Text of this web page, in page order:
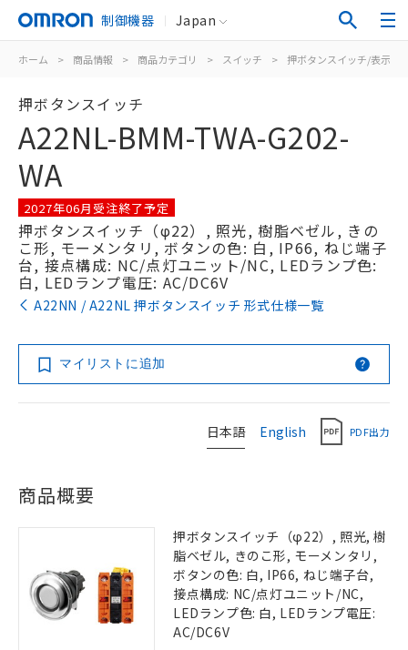
制御機器 Japan
ホーム > 商品情報 > 商品カテゴリ > スイッチ > 押ボタンスイッチ/表示灯
押ボタンスイッチ
A22NL-BMM-TWA-G202-
WA
2027年06月受注終了予定
押ボタンスイッチ（φ22）, 照光, 樹脂ベゼル, きの
こ形, モーメンタリ, ボタンの色: 白, IP66, ねじ端子
台, 接点構成: NC/点灯ユニット/NC, LEDランプ色:
白, LEDランプ電圧: AC/DC6V
A22NN / A22NL 押ボタンスイッチ 形式仕様一覧
マイリストに追加
日本語 English PDF出力
商品概要
押ボタンスイッチ（φ22）, 照光, 樹
脂ベゼル, きのこ形, モーメンタリ,
ボタンの色: 白, IP66, ねじ端子台,
接点構成: NC/点灯ユニット/NC,
LEDランプ色: 白, LEDランプ電圧:
AC/DC6V